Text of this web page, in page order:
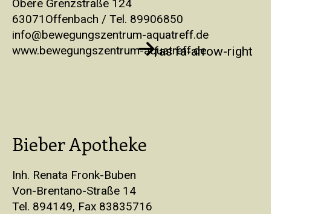
Obere Grenzstraße 124
63071Offenbach / Tel. 89906850
info@bewegungszentrum-aquatreff.de
www.bewegungszentrum-aquatreff.de
fas fa-arrow-right
Bieber Apotheke
Inh. Renata Fronk-Buben
Von-Brentano-Straße 14
Tel. 894149, Fax 83835716